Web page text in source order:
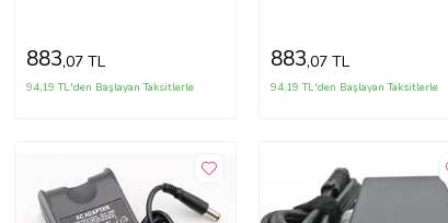
883,07 TL
94,19 TL'den Başlayan Taksitlerle
883,07 TL
94,19 TL'den Başlayan Taksitlerle